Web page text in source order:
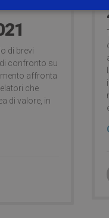
di brevi
confronto su
affronta
che
di valore, in